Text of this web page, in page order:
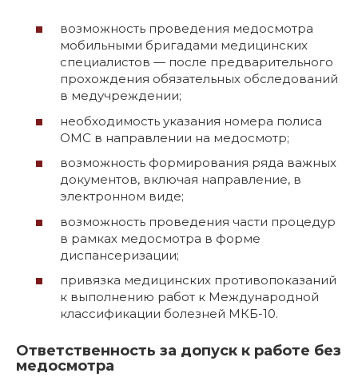
возможность проведения медосмотра
мобильными бригадами медицинских
специалистов — после предварительного
прохождения обязательных обследований
в медучреждении;
необходимость указания номера полиса
ОМС в направлении на медосмотр;
возможность формирования ряда важных
документов, включая направление, в
электронном виде;
возможность проведения части процедур
в рамках медосмотра в форме
диспансеризации;
привязка медицинских противопоказаний
к выполнению работ к Международной
классификации болезней МКБ-10.
Ответственность за допуск к работе без
медосмотра